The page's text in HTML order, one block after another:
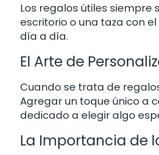
Los regalos útiles siempre
escritorio o una taza con
día a día.
El Arte de
Cuando se trata de
Agregar un toque único a
dedicado a elegir algo
La Importancia de